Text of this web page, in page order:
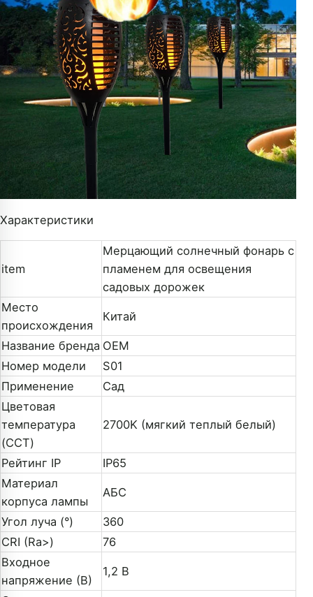
Характеристики
item
Мерцающий солнечный фонарь с
пламенем для освещения
садовых дорожек
Место
происхождения
Китай
Название бренда OEM
Номер модели
S01
Применение
Сад
Цветовая
температура
(CCT)
2700K (мягкий теплый белый)
Рейтинг IP
IP65
Материал
корпуса лампы
АБС
Угол луча (°)
360
CRI (Ra>)
76
Входное
напряжение (В)
1,2 В